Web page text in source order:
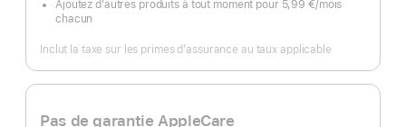
Ajoutez d’autres produits à tout moment pour 5,99 €/mois
chacun
Inclut la taxe sur les primes d’assurance au taux applicable
Pas de garantie AppleCare